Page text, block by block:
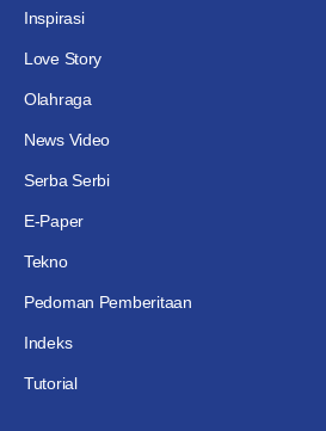
Inspirasi
Love Story
Olahraga
News Video
Serba Serbi
E-Paper
Tekno
Pedoman Pemberitaan
Indeks
Tutorial